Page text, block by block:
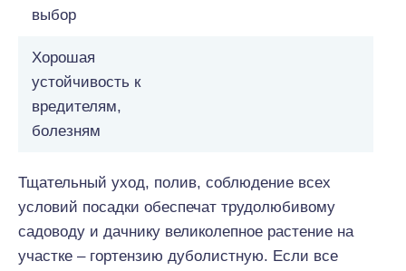
выбор
Хорошая
устойчивость к
вредителям,
болезням
Тщательный уход, полив, соблюдение всех
условий посадки обеспечат трудолюбивому
садоводу и дачнику великолепное растение на
участке – гортензию дуболистную. Если все